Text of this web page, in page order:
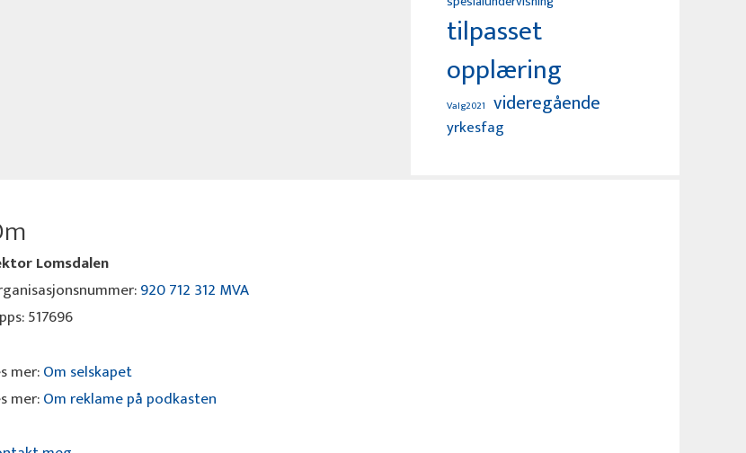
tilpasset
opplæring
Valg2021 videregående
yrkesfag
Lomsdalen
920 712 312 MVA
517696
mer:Om selskapet
mer:Om reklame på podkasten